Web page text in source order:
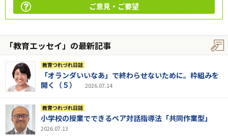
ご意見・ご要望
「教育エッセイ」の最新記事
教育つれづれ日誌
「オランダいいなあ」で終わらせないために。枠組みを
開く（５）
2026.07.14
教育つれづれ日誌
小学校の授業でできるペア対話指導法「共同作業型」
2026.07.13